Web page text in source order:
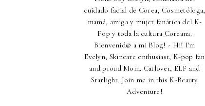
cuidado facial de Corea, Cosmetóloga,
mamá, amiga y mujer fanática del K-
Pop y toda la cultura Coreana.
Bienvenid@ a mi Blog! - Hi! I'm
Evelyn, Skincare enthusiast, K-pop fan
and proud Mom. Catlover, ELF and
Starlight. Join me in this K-Beauty
Adventure!